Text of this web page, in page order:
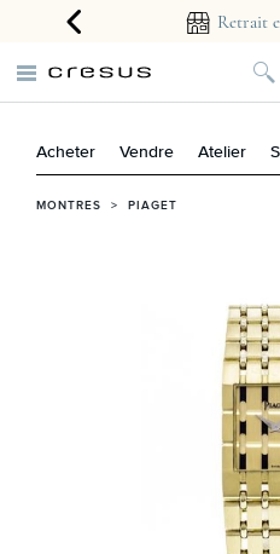
2 ans Retrait
Acheter Vendre Atelier
MONTRES > PIAGET